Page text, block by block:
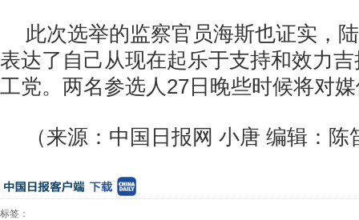
此次选举的监察官员海斯也证实，
表达了自己从现在起乐于支持和效力
工党。两名参选人27日晚些时候将对
（来源：中国日报网 小唐 编辑：陈
标签：